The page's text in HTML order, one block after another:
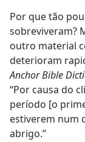
Por que tão
sobreviveram?
outro material
deterioram
Anchor Bible
“Por causa do
período [o
estiverem num
abrigo.”